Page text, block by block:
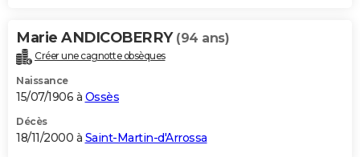
Marie ANDICOBERRY (94 ans)
Créer une cagnotte obsèques
Naissance
15/07/1906 à Ossès
Décès
18/11/2000 à Saint-Martin-d'Arrossa